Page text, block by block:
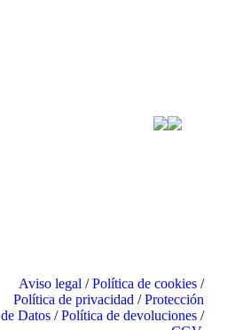
Aviso legal /Política de cookies /
Política de privacidad /Protección
de Datos /Política de devoluciones /